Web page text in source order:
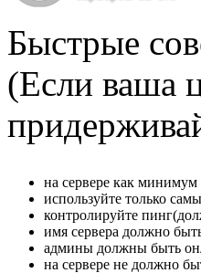
Быстрые
(Если ваша
на сервере как минимум
используйте только
контролируйте
имя сервера должно
админы должны быть
на сервере не должно